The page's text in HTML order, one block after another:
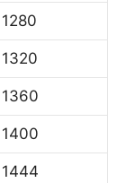
1280
1320
1360
1400
1444